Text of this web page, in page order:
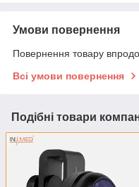
Умови повернення
Повернення товару
Всі умови повернення
Подібні товари